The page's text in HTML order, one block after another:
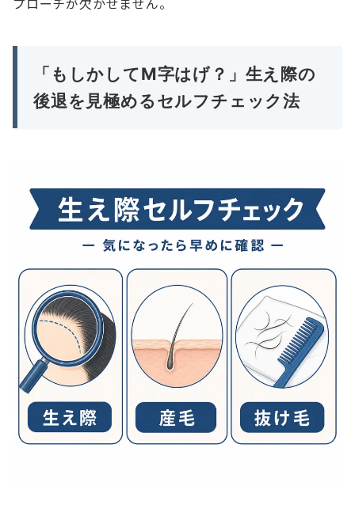
「もしかしてM字はげ？」生え際の
後退を見極めるセルフチェック法